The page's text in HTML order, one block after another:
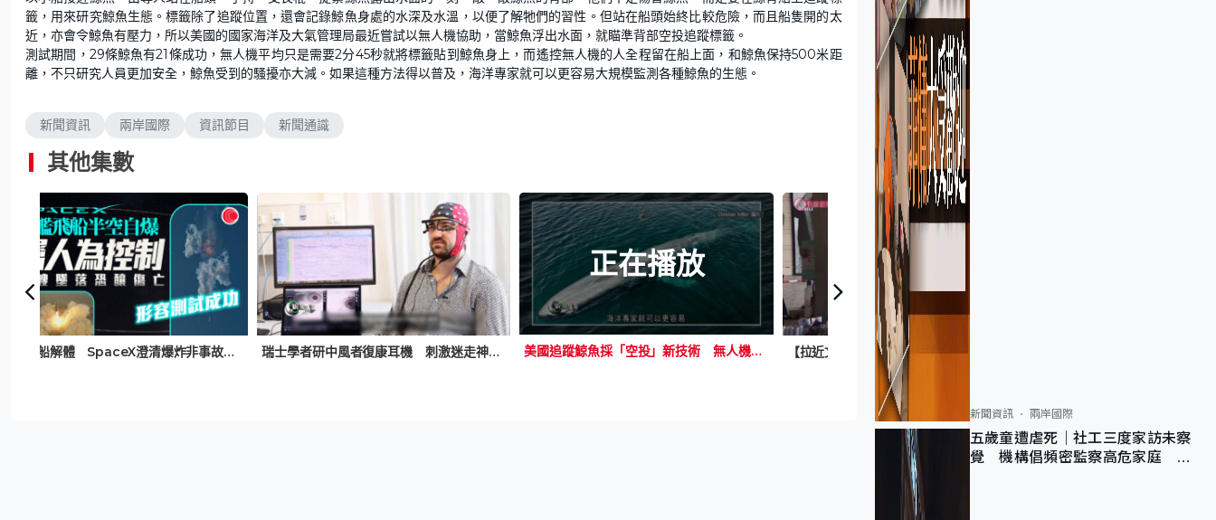
3
.
4
5
%
籤，用來研究鯨魚生態。標籤除了追蹤位置，還會記錄鯨魚身處的水深及水溫，以便了解牠們的習性。但站在船頭始終比較危險，而且船隻開的太
近，亦會令鯨魚有壓力，所以美國的國家海洋及大氣管理局最近嘗試以無人機協助，當鯨魚浮出水面，就瞄準背部空投追蹤標籤。
測試期間，29條鯨魚有21條成功，無人機平均只是需要2分45秒就將標籤貼到鯨魚身上，而遙控無人機的人全程留在船上面，和鯨魚保持500米距
離，不只研究人員更加安全，鯨魚受到的騷擾亦大減。如果這種方法得以普及，海洋專家就可以更容易大規模監測各種鯨魚的生態。
新聞資訊 兩岸國際 資訊節目 新聞通識
其他集數
星艦飛船解體 SpaceX澄清爆炸非事故 人手啟動安全機制防「整艘墜毀」 瑞士學者研中風者復康耳機 刺激迷走神經重建迴路 助壞死細胞工作轉移
正在播放
美國追蹤鯨魚採「空投」新技術 無人機飛近貼標籤減騷擾、風險 【拉近文化】跨域塗鴉
新聞資訊 兩岸國際
五歲童遭虐死｜社工三度家訪未察
覺 機構倡頻密監察高危家庭 管